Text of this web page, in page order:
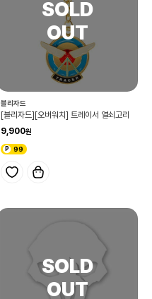
블리자드
[블리자드][오버워치] 트레이서 열쇠고리
9,900
99